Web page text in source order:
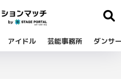
アイドル 芸能事務所 ダンサ